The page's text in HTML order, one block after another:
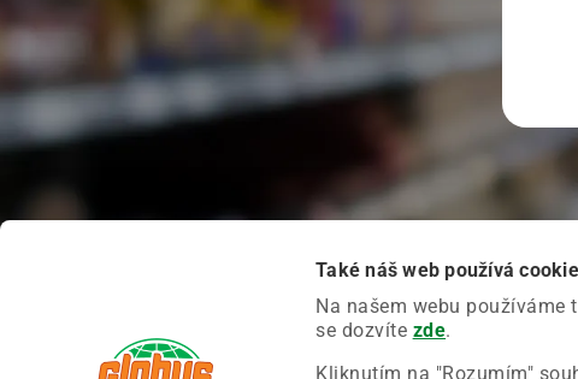
Také náš web používá
Na našem webu používáme
se dozvíte zde.
Kliknutím na "Rozumím"